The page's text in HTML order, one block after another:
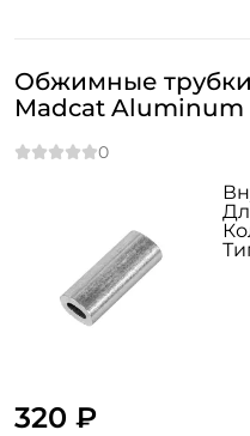
Обжимные
Madcat Aluminum
320 ₽